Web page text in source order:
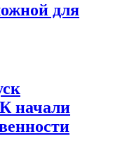
для
начали